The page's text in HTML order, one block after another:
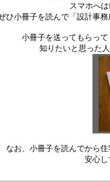
スマホへは
ひ小冊子を読んで「設計事
小冊子を送ってもらっ
知りたいと思った
なお、小冊子を読んでから住
安心し